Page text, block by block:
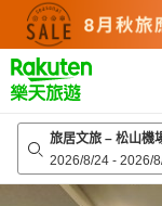
top
page
旅居文旅 – 松山機
2026/8/24 - 2026/